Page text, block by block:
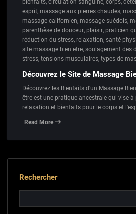
bienfaits, circulation sanguine, corps,
esprit, massage aux pierres chaudes,
massage californien, massage suédois,
parenthèse de douceur, plaisir, praticien
réduction du stress, relaxation, santé
site massage bien etre, soulagement des
stress, tensions musculaires, types de
Découvrez le Site de Massage
Découvrez les Bienfaits d'un Massage
être est une pratique ancestrale qui vise à
relaxation et bienfaits pour le corps et
Read More
Rechercher